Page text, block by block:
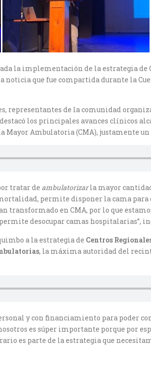
la implementación de la estrategia de
noticia que fue compartida durante la
representantes de la comunidad
los principales avances clínicos
Mayor Ambulatoria (CMA), justamente
tratar de ambulatorizarla mayor
permite disponer la cama
transformado en CMA, por lo que
desocupar camas hospitalarias”,
a la estrategia de Centros
, la máxima autoridad del
y con financiamiento para poder
es súper importante porque por
es parte de la estrategia que